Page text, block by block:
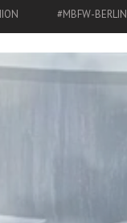
#MBFW-BERLIN